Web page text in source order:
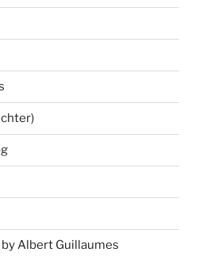
Albert Guillaumes